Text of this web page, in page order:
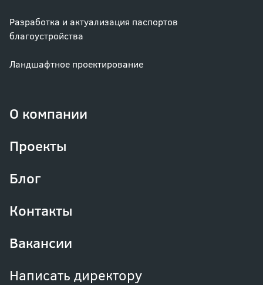
Разработка и актуализация паспортов
благоустройства
Ландшафтное проектирование
О компании
Проекты
Блог
Контакты
Вакансии
Написать директору